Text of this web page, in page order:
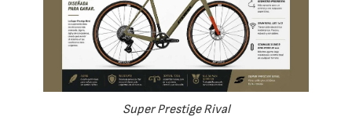
Super Prestige Rival